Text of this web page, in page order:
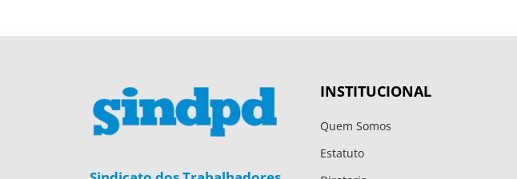
INSTITUCIONAL
Quem Somos
Estatuto